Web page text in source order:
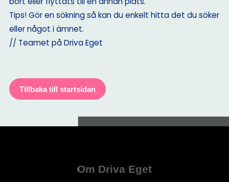
Tips! Gör en sökning så kan du enkelt hitta det du söker
eller något i ämnet.
// Teamet på Driva Eget
Tillbaka till startsidan
Om Driva Eget